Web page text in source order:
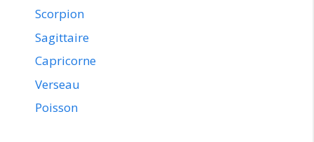
Scorpion
Sagittaire
Capricorne
Verseau
Poisson